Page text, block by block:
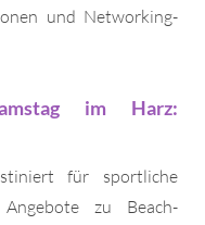
und Networking-
im Harz:
für sportliche
zu Beach-